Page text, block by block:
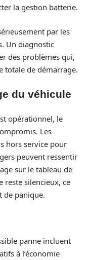
la gestion batterie.
par les
Un diagnostic
des problèmes qui,
totale de démarrage.
du véhicule
opérationnel, le
Les
hors service pour
peuvent ressentir
sur le tableau de
reste silencieux, ce
de panique.
panne incluent
à l’économie